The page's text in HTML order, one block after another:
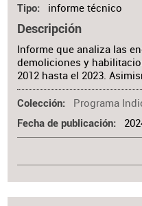
Tipo informe técnico
Descripción
Informe que analiza las
demoliciones y
2012 hasta el 2023.
Colección Programa
Fecha de publicación